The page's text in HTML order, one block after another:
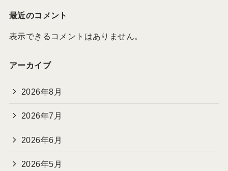
最近のコメント
表示できるコメントはありません。
アーカイブ
2026年8月
2026年7月
2026年6月
2026年5月